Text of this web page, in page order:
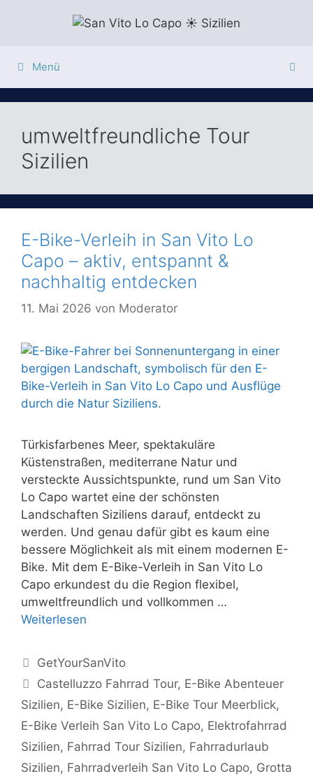
Menü
umweltfreundliche Tour
Sizilien
E-Bike-Verleih in San Vito Lo
Capo – aktiv, entspannt &
nachhaltig entdecken
11. Mai 2026 von Moderator
Türkisfarbenes Meer, spektakuläre
Küstenstraßen, mediterrane Natur und
versteckte Aussichtspunkte, rund um San Vito
Lo Capo wartet eine der schönsten
Landschaften Siziliens darauf, entdeckt zu
werden. Und genau dafür gibt es kaum eine
bessere Möglichkeit als mit einem modernen E-
Bike. Mit dem E-Bike-Verleih in San Vito Lo
Capo erkundest du die Region flexibel,
umweltfreundlich und vollkommen …
Weiterlesen
Kategorien
GetYourSanVito
Schlagwörter
Castelluzzo Fahrrad Tour, E-Bike Abenteuer
Sizilien, E-Bike Sizilien, E-Bike Tour Meerblick,
E-Bike Verleih San Vito Lo Capo, Elektrofahrrad
Sizilien, Fahrrad Tour Sizilien, Fahrradurlaub
Sizilien, Fahrradverleih San Vito Lo Capo, Grotta